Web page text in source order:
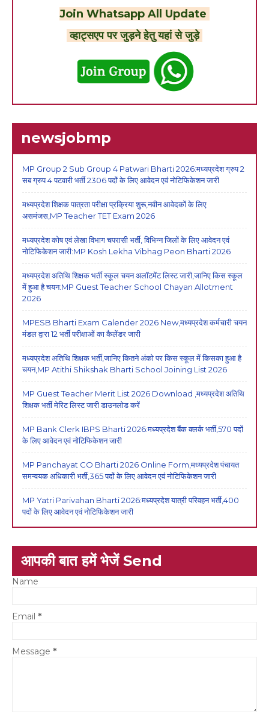
Join Whatsapp All Update
व्हाट्सएप पर जुड़ने हेतु यहां से जुड़े
newsjobmp
MP Group 2 Sub Group 4 Patwari Bharti 2026:मध्यप्रदेश ग्रुप 2
सब ग्रुप 4 पटवारी भर्ती 2306 पदों के लिए आवेदन एवं नोटिफिकेशन जारी
मध्यप्रदेश शिक्षक पात्रता परीक्षा प्रक्रिया शुरू,नवीन आवेदकों के लिए
असमंजस,MP Teacher TET Exam 2026
मध्यप्रदेश कोष एवं लेखा विभाग चपरासी भर्ती, विभिन्न जिलों के लिए आवेदन एवं
नोटिफिकेशन जारी:MP Kosh Lekha Vibhag Peon Bharti 2026
मध्यप्रदेश अतिथि शिक्षक भर्ती स्कूल चयन अलॉटमेंट लिस्ट जारी,जानिए किस स्कूल
में हुआ है चयन:MP Guest Teacher School Chayan Allotment
2026
MPESB Bharti Exam Calender 2026 New,मध्यप्रदेश कर्मचारी चयन
मंडल द्वारा 12 भर्ती परीक्षाओं का कैलेंडर जारी
मध्यप्रदेश अतिथि शिक्षक भर्ती,जानिए कितने अंको पर किस स्कूल में किसका हुआ है
चयन,MP Atithi Shikshak Bharti School Joining List 2026
MP Guest Teacher Merit List 2026 Download ,मध्यप्रदेश अतिथि
शिक्षक भर्ती मेरिट लिस्ट जारी डाउनलोड करें
MP Bank Clerk IBPS Bharti 2026:मध्यप्रदेश बैंक क्लर्क भर्ती,570 पदों
के लिए आवेदन एवं नोटिफिकेशन जारी
MP Panchayat CO Bharti 2026 Online Form,मध्यप्रदेश पंचायत
समन्वयक अधिकारी भर्ती,365 पदों के लिए आवेदन एवं नोटिफिकेशन जारी
MP Yatri Parivahan Bharti 2026:मध्यप्रदेश यात्री परिवहन भर्ती,400
पदों के लिए आवेदन एवं नोटिफिकेशन जारी
आपकी बात हमें भेजें Send
Name
Email *
Message *